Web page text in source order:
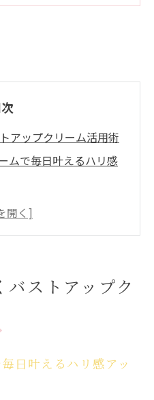
アップクリーム活用術
ムで毎日叶えるハリ感
るバストアップクリー
ム使用時に意識したい
ムで美胸習慣を始める
ストアップク
日叶えるハリ感アッ